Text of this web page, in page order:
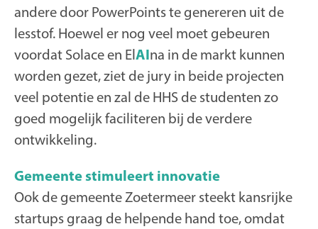
andere door PowerPoints te genereren uit de
lesstof. Hoewel er nog veel moet gebeuren
voordat Solace en ElAIna in de markt kunnen
worden gezet, ziet de jury in beide projecten
veel potentie en zal de HHS de studenten zo
goed mogelijk faciliteren bij de verdere
ontwikkeling.
Gemeente stimuleert innovatie
Ook de gemeente Zoetermeer steekt kansrijke
startups graag de helpende hand toe, omdat